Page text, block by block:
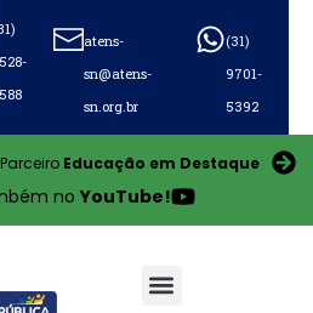
atens-
sn@atens-
sn.org.br
(31)
9701-
5392
Educação em Destaque
noYouTube!